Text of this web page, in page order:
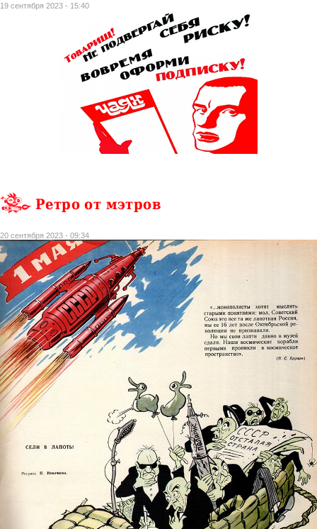
19 сентября 2023 - 15:40
Ретро от мэтров
20 сентября 2023 - 09:34